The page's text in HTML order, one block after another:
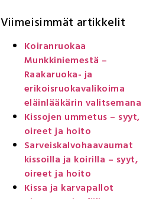
Viimeisimmät artikkelit
Koiranruokaa
Munkkiniemestä –
Raakaruoka- ja
erikoisruokavalikoima
eläinlääkärin valitsemana
Kissojen ummetus – syyt,
oireet ja hoito
Sarveiskalvohaavaumat
kissoilla ja koirilla – syyt,
oireet ja hoito
Kissa ja karvapallot